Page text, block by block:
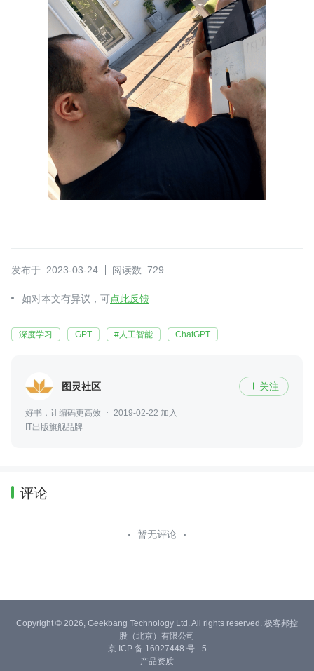
发布于: 2023-03-24 阅读数: 729
如对本文有异议，可点此反馈
深度学习 GPT #人工智能 ChatGPT
图灵社区  关注
好书，让编码更高效
2019-02-22 加入
IT出版旗舰品牌
评论
暂无评论
Copyright © 2026, Geekbang Technology Ltd. All rights reserved. 极客邦控
股（北京）有限公司
京 ICP 备 16027448 号 - 5
产品资质